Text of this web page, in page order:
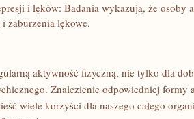
i ‍lęków: ‌Badania wykazują, że osoby
⁢zaburzenia lękowe.
aktywność fizyczną, nie tylko dla
Znalezienie⁤ odpowiedniej formy
wiele korzyści dla naszego całego